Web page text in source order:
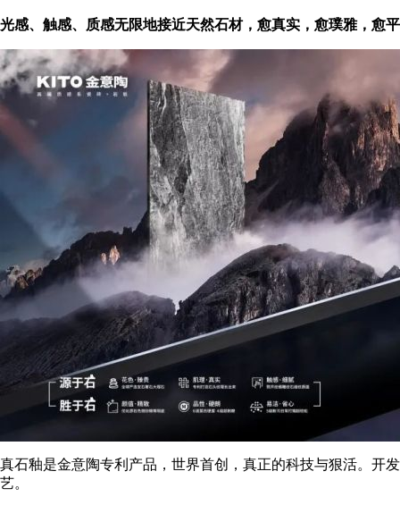
光感、触感、质感无限地接近天然石材，愈真实，愈璞雅，愈
真石釉是金意陶专利产品，世界首创，真正的科技与狠活。开
艺。